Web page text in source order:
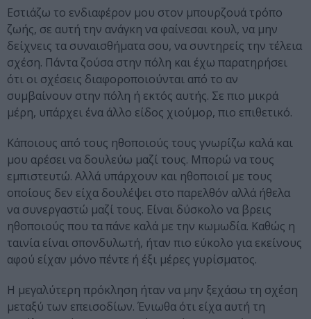
Εστιάζω το ενδιαφέρον μου στον μπουρζουά τρόπο
ζωής, σε αυτή την ανάγκη να φαίνεσαι κουλ, να μην
δείχνεις τα συναισθήματα σου, να συντηρείς την τέλεια
σχέση. Πάντα ζούσα στην πόλη και έχω παρατηρήσει
ότι οι σχέσεις διαφοροποιούνται από το αν
συμβαίνουν στην πόλη ή εκτός αυτής. Σε πιο μικρά
μέρη, υπάρχει ένα άλλο είδος χιούμορ, πιο επιθετικό.
Κάποιους από τους ηθοποιούς τους γνωρίζω καλά και
μου αρέσει να δουλεύω μαζί τους. Μπορώ να τους
εμπιστευτώ. Αλλά υπάρχουν και ηθοποιοί με τους
οποίους δεν είχα δουλέψει στο παρελθόν αλλά ήθελα
να συνεργαστώ μαζί τους. Είναι δύσκολο να βρεις
ηθοποιούς που τα πάνε καλά με την κωμωδία. Καθώς η
ταινία είναι σπονδυλωτή, ήταν πιο εύκολο για εκείνους
αφού είχαν μόνο πέντε ή έξι μέρες γυρίσματος.
Η μεγαλύτερη πρόκληση ήταν να μην ξεχάσω τη σχέση
μεταξύ των επεισοδίων. Ένιωθα ότι είχα αυτή τη